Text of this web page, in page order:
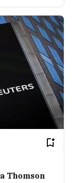
Thomson